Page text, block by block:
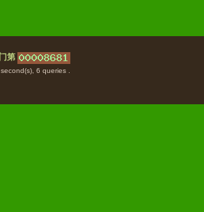
第
6 queries .